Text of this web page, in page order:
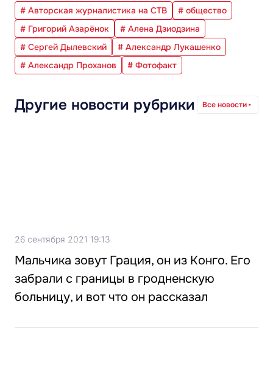
# Авторская журналистика на СТВ
# общество
# Григорий Азарёнок
# Алена Дзиодзина
# Сергей Дылевский
# Александр Лукашенко
# Александр Проханов
# Фотофакт
Другие новости рубрики Все новости
26 сентября 2021 19:13
Мальчика зовут Грация, он из Конго. Его
забрали с границы в гродненскую
больницу, и вот что он рассказал